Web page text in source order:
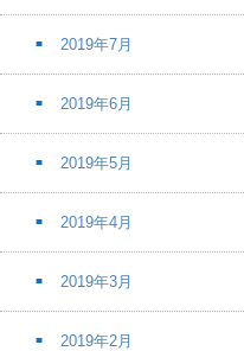
2019年7月
2019年6月
2019年5月
2019年4月
2019年3月
2019年2月